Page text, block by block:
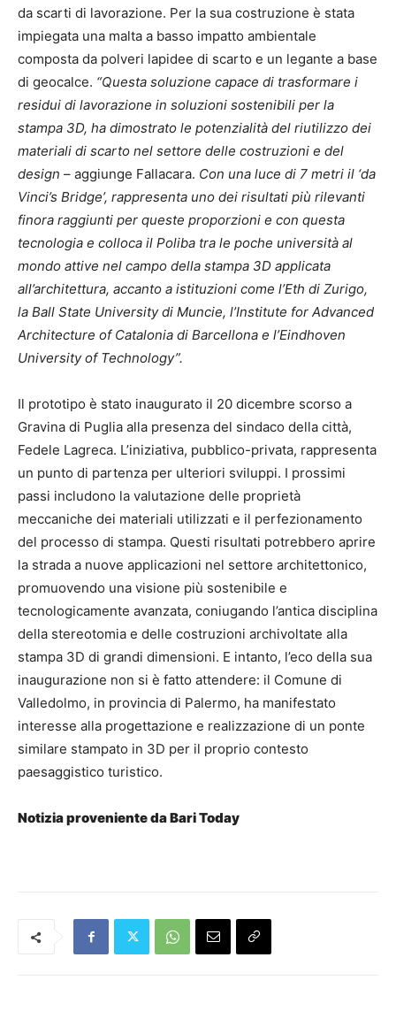
da scarti di lavorazione. Per la sua costruzione è stata
impiegata una malta a basso impatto ambientale
composta da polveri lapidee di scarto e un legante a base
di geocalce. “Questa soluzione capace di trasformare i
residui di lavorazione in soluzioni sostenibili per la
stampa 3D, ha dimostrato le potenzialità del riutilizzo dei
materiali di scarto nel settore delle costruzioni e del
design – aggiunge Fallacara. Con una luce di 7 metri il ‘da
Vinci’s Bridge’, rappresenta uno dei risultati più rilevanti
finora raggiunti per queste proporzioni e con questa
tecnologia e colloca il Poliba tra le poche università al
mondo attive nel campo della stampa 3D applicata
all’architettura, accanto a istituzioni come l’Eth di Zurigo,
la Ball State University di Muncie, l’Institute for Advanced
Architecture of Catalonia di Barcellona e l’Eindhoven
University of Technology”.
Il prototipo è stato inaugurato il 20 dicembre scorso a
Gravina di Puglia alla presenza del sindaco della città,
Fedele Lagreca. L’iniziativa, pubblico-privata, rappresenta
un punto di partenza per ulteriori sviluppi. I prossimi
passi includono la valutazione delle proprietà
meccaniche dei materiali utilizzati e il perfezionamento
del processo di stampa. Questi risultati potrebbero aprire
la strada a nuove applicazioni nel settore architettonico,
promuovendo una visione più sostenibile e
tecnologicamente avanzata, coniugando l’antica disciplina
della stereotomia e delle costruzioni archivoltate alla
stampa 3D di grandi dimensioni. E intanto, l’eco della sua
inaugurazione non si è fatto attendere: il Comune di
Valledolmo, in provincia di Palermo, ha manifestato
interesse alla progettazione e realizzazione di un ponte
similare stampato in 3D per il proprio contesto
paesaggistico turistico.
Notizia proveniente da Bari Today